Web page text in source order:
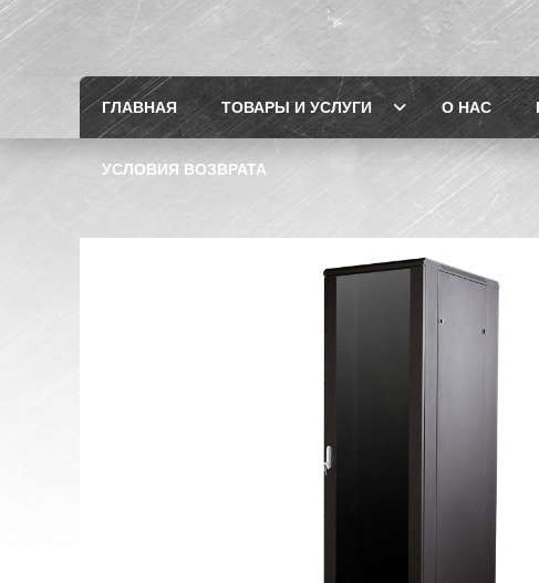
ГЛАВНАЯ ТОВАРЫ И УСЛУГИ О НАС
УСЛОВИЯ ВОЗВРАТА